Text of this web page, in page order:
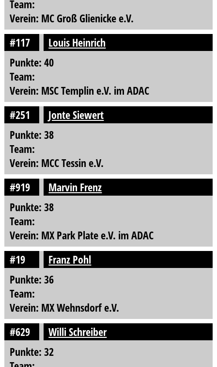
Team:
Verein: MC Groß Glienicke e.V.
#117
Louis Heinrich
Punkte: 40
Team:
Verein: MSC Templin e.V. im ADAC
#251
Jonte Siewert
Punkte: 38
Team:
Verein: MCC Tessin e.V.
#919
Marvin Frenz
Punkte: 38
Team:
Verein: MX Park Plate e.V. im ADAC
#19
Franz Pohl
Punkte: 36
Team:
Verein: MX Wehnsdorf e.V.
#629
Willi Schreiber
Punkte: 32